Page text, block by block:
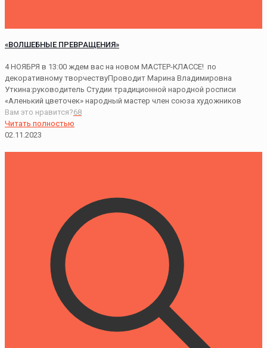
«ВОЛШЕБНЫЕ ПРЕВРАЩЕНИЯ»
4 НОЯБРЯ в 13:00 ждем вас на новом МАСТЕР-КЛАССЕ! по
декоративному творчествуПроводит Марина Владимировна
Уткина:руководитель Студии традиционной народной росписи
«Аленький цветочек» народный мастер член союза художников
Вам это нравится?68
Читать полностью
02.11.2023